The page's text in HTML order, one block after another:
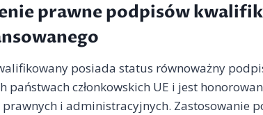
prawne podpisów
posiada status równoważny
państwach członkowskich UE i jest
i administracyjnych. Zastosowanie